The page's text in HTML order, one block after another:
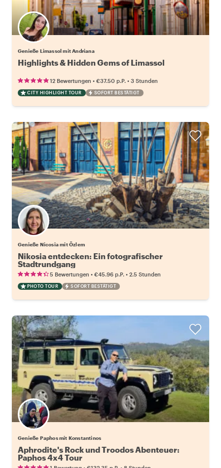
Genieße Limassol mit Andriana
Highlights & Hidden Gems of Limassol
12 Bewertungen • €37.50 p.P. • 3 Stunden
CITY HIGHLIGHT TOUR SOFORT BESTÄTIGT
Genieße Nicosia mit Özlem
Nikosia entdecken: Ein fotografischer
Stadtrundgang
5 Bewertungen • €45.96 p.P. • 2.5 Stunden
PHOTO TOUR SOFORT BESTÄTIGT
Genieße Paphos mit Konstantinos
Aphrodite's Rock und Troodos Abenteuer:
Paphos 4x4 Tour